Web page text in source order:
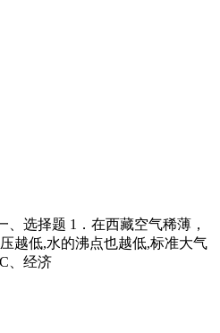
、选择题 1．在西藏空气稀薄，
越低,水的沸点也越低,标准大气
、经济